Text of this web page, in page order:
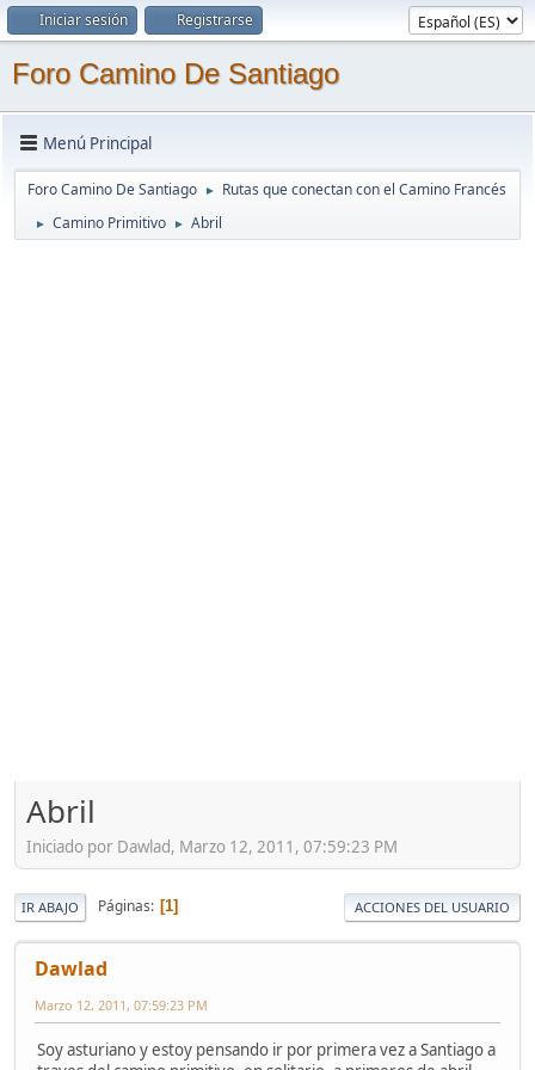
Iniciar sesión Registrarse
Foro Camino De Santiago
Menú Principal
Foro Camino De Santiago ► Rutas que conectan con el Camino Francés
► Camino Primitivo ► Abril
Abril
Iniciado por Dawlad, Marzo 12, 2011, 07:59:23 PM
IR ABAJO Páginas 1 ACCIONES DEL USUARIO
Dawlad
Marzo 12, 2011, 07:59:23 PM
Soy asturiano y estoy pensando ir por primera vez a Santiago a